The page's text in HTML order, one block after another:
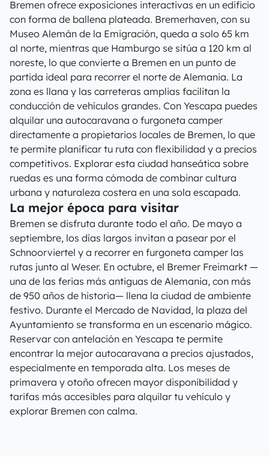
Bremen ofrece exposiciones interactivas en un edificio
con forma de ballena plateada. Bremerhaven, con su
Museo Alemán de la Emigración, queda a solo 65 km
al norte, mientras que Hamburgo se sitúa a 120 km al
noreste, lo que convierte a Bremen en un punto de
partida ideal para recorrer el norte de Alemania. La
zona es llana y las carreteras amplias facilitan la
conducción de vehículos grandes. Con Yescapa puedes
alquilar una autocaravana o furgoneta camper
directamente a propietarios locales de Bremen, lo que
te permite planificar tu ruta con flexibilidad y a precios
competitivos. Explorar esta ciudad hanseática sobre
ruedas es una forma cómoda de combinar cultura
urbana y naturaleza costera en una sola escapada.
La mejor época para visitar
Bremen se disfruta durante todo el año. De mayo a
septiembre, los días largos invitan a pasear por el
Schnoorviertel y a recorrer en furgoneta camper las
rutas junto al Weser. En octubre, el Bremer Freimarkt —
una de las ferias más antiguas de Alemania, con más
de 950 años de historia— llena la ciudad de ambiente
festivo. Durante el Mercado de Navidad, la plaza del
Ayuntamiento se transforma en un escenario mágico.
Reservar con antelación en Yescapa te permite
encontrar la mejor autocaravana a precios ajustados,
especialmente en temporada alta. Los meses de
primavera y otoño ofrecen mayor disponibilidad y
tarifas más accesibles para alquilar tu vehículo y
explorar Bremen con calma.